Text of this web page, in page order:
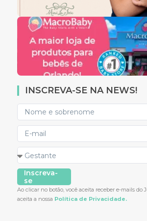
INSCREVA-SE NA NEWS!
Inscreva-
se
Ao clicar no botão, você aceita receber e-mails do
aceita a nossa Política de Privacidade.